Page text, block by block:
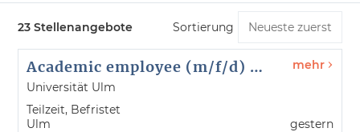
23 Stellenangebote Sortierung
Academic employee (m/f/d) - Humboldt Center for Philosophy - reference no. 26124
Universität Ulm
Teilzeit, Befristet
Ulm
mehr
gestern